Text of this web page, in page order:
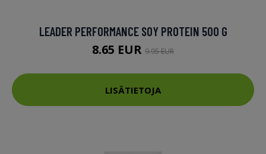
LEADER PERFORMANCE SOY PROTEIN 500 G
8.65 EUR 9.95 EUR
LISÄTIETOJA